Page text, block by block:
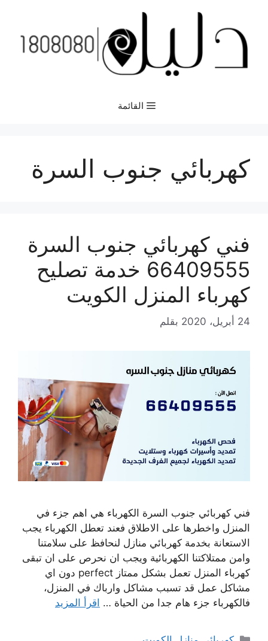
المحتوى
القائمة
كهربائي جنوب السرة
فني كهربائي جنوب السرة
66409555 خدمة تصليح
كهرباء المنزل الكويت
24 أبريل، 2020 بقلم
فني كهربائي جنوب السرة الكهرباء هي اهم جزء في
المنزل واخطرها على الاطلاق فعند تعطل الكهرباء يجب
الاستعانة بخدمة كهربائي منازل لنحافظ على سلامتنا
وامن ممتلاكتنا الكهربائية ويجب ان نحرص على ان تبقى
كهرباء المنزل تعمل بشكل ممتاز perfect دون اي
مشاكل عمل قد تسبب مشاكل وارباك في المنزل،
فالكهرباء جزء هام جدا من الحياة … اقرأ المزيد
التصنيفات